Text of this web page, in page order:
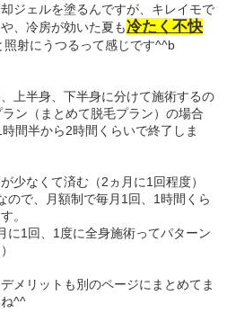
ジェルを塗るんですが、キレイモで
、冷房が効いた夏も冷たく不快
照射にうつるって感じです^^b
上半身、下半身に分けて施術するの
ン（まとめて脱毛プラン）の場合
間半から2時間くらいで終了しま
少なくて済む（2ヵ月に1回程度）
ので、月額制で毎月1回、1時間くら
。
に1回、1度に全身施術ってパターン
メリットも別のページにまとめてま
^^